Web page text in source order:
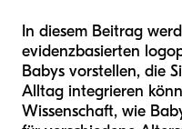
In diesem Beitrag
evidenzbasierten
Babys vorstellen, die
Alltag integrieren
Wissenschaft, wie